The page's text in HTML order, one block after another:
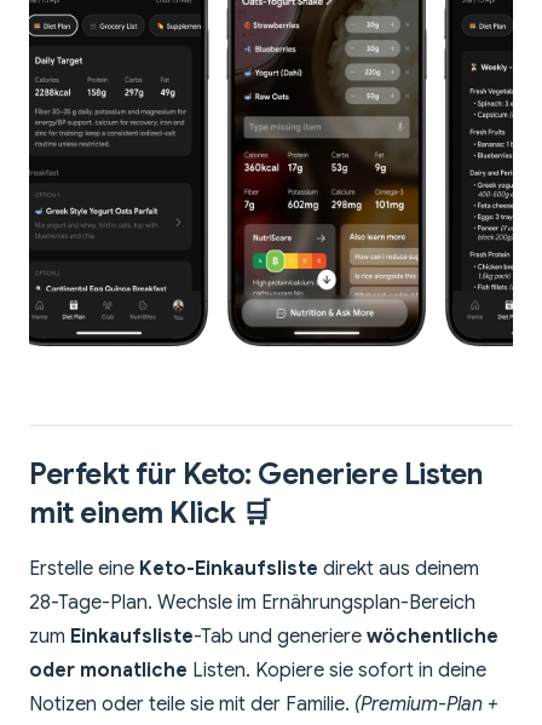
Perfekt für Keto: Generiere Listen
mit einem Klick 🛒
Erstelle eine Keto-Einkaufsliste direkt aus deinem
28-Tage-Plan. Wechsle im Ernährungsplan-Bereich
zum Einkaufsliste-Tab und generiere wöchentliche
oder monatliche Listen. Kopiere sie sofort in deine
Notizen oder teile sie mit der Familie. (Premium-Plan +